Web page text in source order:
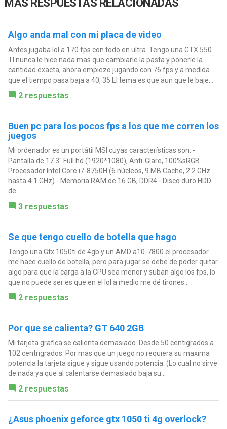
MÁS RESPUESTAS RELACIONADAS
Algo anda mal con mi placa de video
Antes jugaba lol a 170 fps con todo en ultra. Tengo una GTX 550
TI nunca le hice nada mas que cambiarle la pasta y ponerle la
cantidad exacta, ahora empiezo jugando con 76 fps y a medida
que el tiempo pasa baja a 40, 35 El tema es que aun que le baje...
2 respuestas
Buen pc para los pocos fps a los que me corren los
juegos
Mi ordenador es un portátil MSI cuyas características son: -
Pantalla de 17.3" Full hd (1920*1080), Anti-Glare, 100%sRGB -
Procesador Intel Core i7-8750H (6 núcleos, 9 MB Cache, 2.2 GHz
hasta 4.1 GHz) - Memoria RAM de 16 GB, DDR4 - Disco duro HDD
de...
3 respuestas
Se que tengo cuello de botella que hago
Tengo una Gtx 1050ti de 4gb y un AMD a10-7800 el procesador
me hace cuello de botella, pero para jugar se debe de poder quitar
algo para que la carga a la CPU sea menor y suban algo los fps, lo
que no puede ser es que en el lol a medio me dé tirones...
2 respuestas
Por que se calienta? GT 640 2GB
Mi tarjeta grafica se calienta demasiado. Desde 50 centigrados a
102 centrigrados. Por mas que un juego no requiera su maxima
potencia la tarjeta sigue y sigue usando potencia. (Lo cual no sirve
de nada ya que al calentarse demasiado baja su...
2 respuestas
¿Asus phoenix geforce gtx 1050 ti 4g overlock?